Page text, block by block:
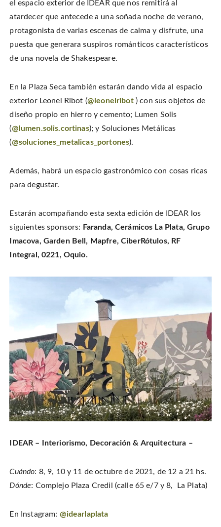
el espacio exterior de IDEAR que nos remitirá al
atardecer que antecede a una soñada noche de verano,
protagonista de varias escenas de calma y disfrute, una
puesta que generara suspiros románticos característicos
de una novela de Shakespeare.
En la Plaza Seca también estarán dando vida al espacio
exterior Leonel Ribot (@leonelribot) con sus objetos de
diseño propio en hierro y cemento; Lumen Solis
(@lumen.solis.cortinas); y Soluciones Metálicas
(@soluciones_metalicas_portones).
Además, habrá un espacio gastronómico con cosas ricas
para degustar.
Estarán acompañando esta sexta edición de IDEAR los
siguientes sponsors: Faranda, Cerámicos La Plata, Grupo
Imacova, Garden Bell, Mapfre, CiberRótulos, RF
Integral, 0221, Oquio.
IDEAR – Interiorismo, Decoración & Arquitectura –
Cuándo: 8, 9, 10 y 11 de octubre de 2021, de 12 a 21 hs.
Dónde: Complejo Plaza Credil (calle 65 e/7 y 8, La Plata)
En Instagram: @idearlaplata